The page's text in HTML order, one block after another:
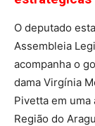
O deputado
Assembleia
acompanha o
dama Virgínia
Pivetta em
Região do